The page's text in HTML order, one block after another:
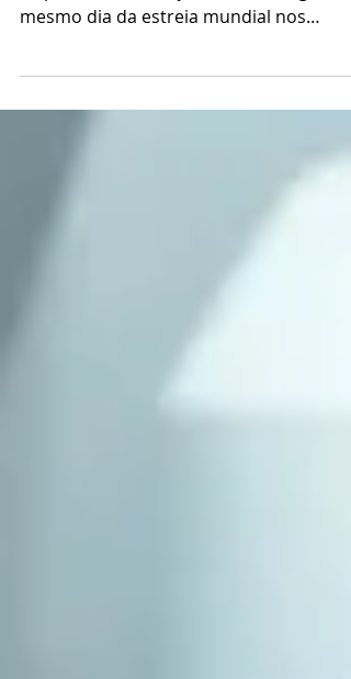
disponível no serviço de streaming no
cinemas: 28 de maio.